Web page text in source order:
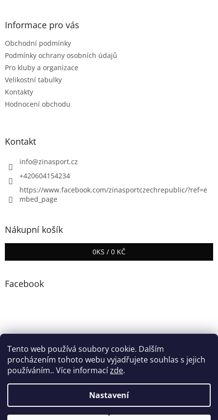
Tento web používá soubory cookie. Dalším
procházením tohoto webu vyjadřujete souhlas s jejich
používáním.. Více informacízde.
Nastavení
Informace pro vás
Obchodní podmínky
Podmínky ochrany osobních údajů
Pro kluby a organizace
Velikostní tabulky
Kontakty
Hodnocení obchodu
Kontakt
info@zinasport.cz
+420604154234
https://www.facebook.com/zinasportczechrepublic/?ref=e
mbed_page
Nákupní košík
0KS / 0 KČ
Facebook
Copyright 2026ZINASPORT. Všechna práva vyhrazena.